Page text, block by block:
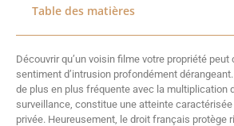
Table des matières
Découvrir qu’un voisin filme votre propriété peut
sentiment d’intrusion profondément
de plus en plus fréquente avec la multiplication
surveillance, constitue une atteinte caractérisée
privée. Heureusement, le droit français protège